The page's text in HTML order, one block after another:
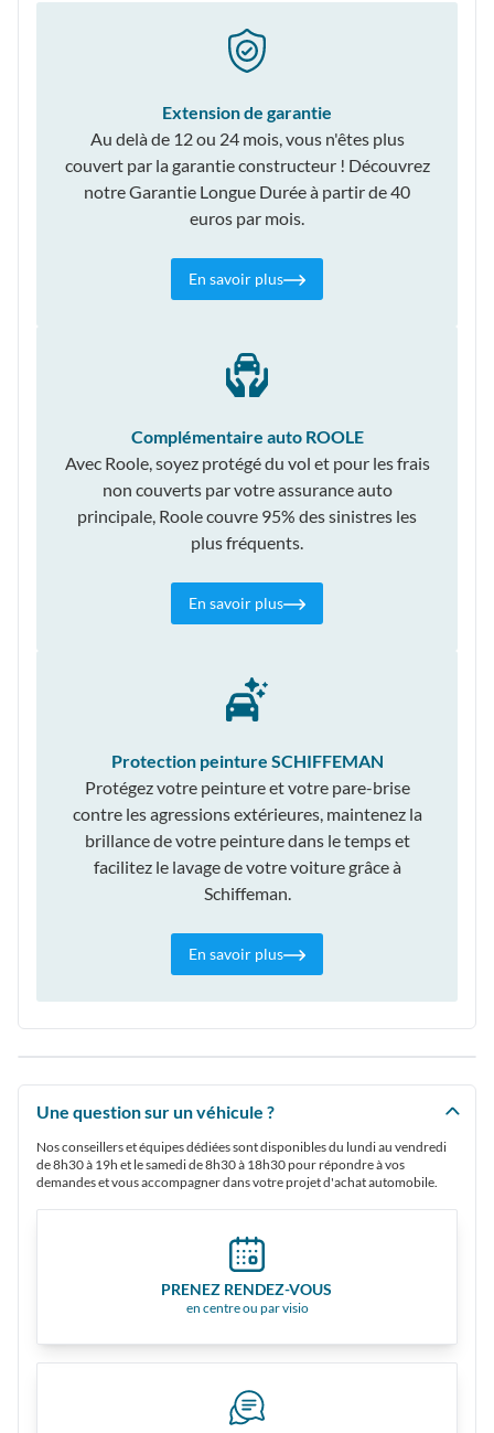
Extension de garantie
Au delà de 12 ou 24 mois, vous n'êtes plus
couvert par la garantie constructeur ! Découvrez
notre Garantie Longue Durée à partir de 40
euros par mois.
En savoir plus
Complémentaire auto ROOLE
Avec Roole, soyez protégé du vol et pour les frais
non couverts par votre assurance auto
principale, Roole couvre 95% des sinistres les
plus fréquents.
En savoir plus
Protection peinture SCHIFFEMAN
Protégez votre peinture et votre pare-brise
contre les agressions extérieures, maintenez la
brillance de votre peinture dans le temps et
facilitez le lavage de votre voiture grâce à
Schiffeman.
En savoir plus
Une question sur un véhicule ?
Nos conseillers et équipes dédiées sont disponibles du lundi au vendredi
de 8h30 à 19h et le samedi de 8h30 à 18h30 pour répondre à vos
demandes et vous accompagner dans votre projet d'achat automobile.
PRENEZ RENDEZ-VOUS
en centre ou par visio